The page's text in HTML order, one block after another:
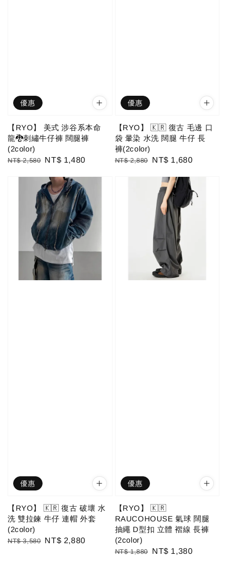
優惠
【RYO】 美式 涉谷系本命
龍🐉刺繡牛仔褲 闊腿褲
(2color)
Regular
NT$ 2,580 Sale
NT$ 1,480
優惠
【RYO】 🇰🇷 復古 毛邊 口
袋 暈染 水洗 闊腿 牛仔 長
褲(2color)
Regular
NT$ 2,880
Sale
NT$ 1,680
優惠
【RYO】 🇰🇷 復古 破壞 水
洗 雙拉鍊 牛仔 連帽 外套
(2color)
Regular
NT$ 3,580 Sale
NT$ 2,880
優惠
【RYO】 🇰🇷
RAUCOHOUSE 氣球 闊腿
抽繩 D型扣 立體 褶線 長褲
(2color)
Regular
NT$ 1,880
Sale
NT$ 1,380